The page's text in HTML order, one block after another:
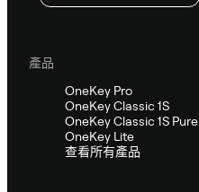
產品
OneKey Pro
OneKey Classic 1S
OneKey Classic 1S Pure
OneKey Lite
查看所有產品